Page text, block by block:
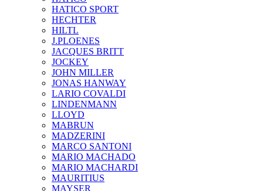
HATICO SPORT
HECHTER
HILTL
J.PLOENES
JAСQUES BRITT
JOCKEY
JOHN MILLER
JONAS HANWAY
LARIO COVALDI
LINDENMANN
LLOYD
MABRUN
MADZERINI
MARCO SANTONI
MARIO MACHADO
MARIO MACHARDI
MAURITIUS
MAYSER